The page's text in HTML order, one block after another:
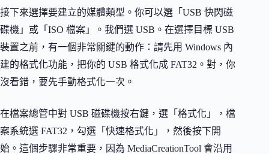
接下來選擇要建立的媒體類型。你可以選「USB 快閃磁
碟機」或「ISO 檔案」。我們選 USB。在選擇目標 USB
裝置之前，有一個非常關鍵的動作：請先用 Windows 內
建的格式化功能，把你的 USB 格式化成 FAT32。對，你
沒看錯，要先手動格式化一次。
在檔案總管中對 USB 磁碟機按右鍵，選「格式化」，檔
案系統選 FAT32，勾選「快速格式化」，然後按下開
始。這個步驟非常重要，因為 MediaCreationTool 會沿用